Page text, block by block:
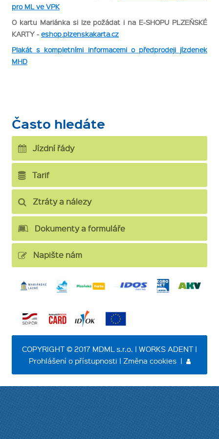
pro ML ve VPK
O kartu Mariánka si lze požádat i na E-SHOPU PLZEŇSKÉ
KARTY - eshop.plzenskakarta.cz
Plakát s kompletními informacemi o předprodeji jízdenek
MHD
Často hledáte
Jízdní řády
Tarif
Ztráty a nálezy
Dokumenty a formuláře
Napište nám
COPYRIGHT © 2017 MDML s.r.o. | WORKS ADENT |
Prohlášení o přístupnosti | Změna cookies|